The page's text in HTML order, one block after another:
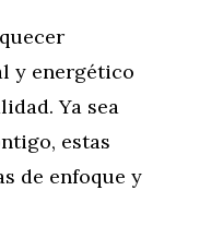
y energético
Ya sea
estas
de enfoque y